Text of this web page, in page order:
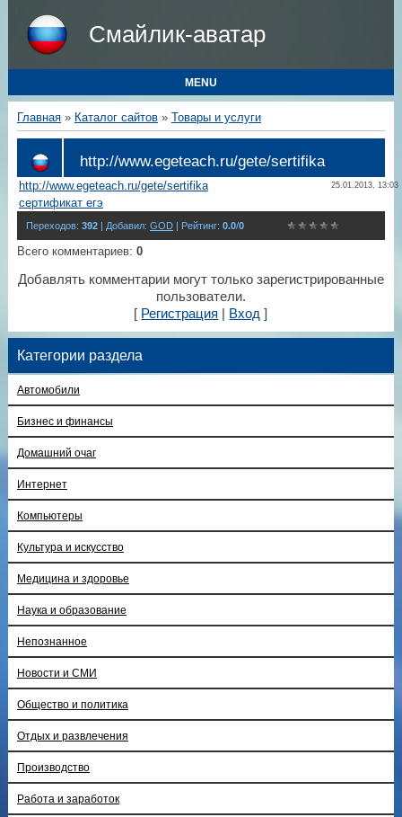
Смайлик-аватар
MENU
Главная» Каталог сайтов» Товары и услуги
http://www.egeteach.ru/gete/sertifika
http://www.egeteach.ru/gete/sertifika 25.01.2013, 13:03
сертификат егэ
Переходов: 392| Добавил: GOD| Рейтинг: 0.0/0
Всего комментариев: 0
Добавлять комментарии могут только зарегистрированные
пользователи.
[ Регистрация Вход ]
Категории раздела
Автомобили
Бизнес и финансы
Домашний очаг
Интернет
Компьютеры
Культура и искусство
Медицина и здоровье
Наука и образование
Непознанное
Новости и СМИ
Общество и политика
Отдых и развлечения
Производство
Работа и заработок